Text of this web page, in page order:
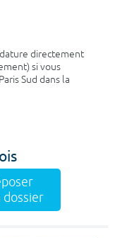
directement
si vous
Sud dans la
dossier